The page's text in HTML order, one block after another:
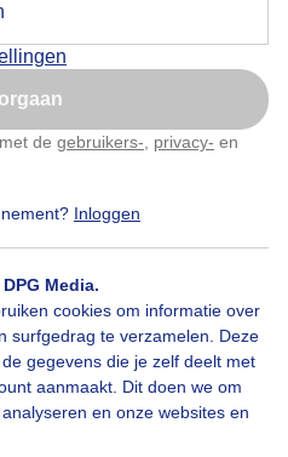
de gebruikers- privacy- en
Inloggen
Media.
cookies om informatie over
surfgedrag te verzamelen. Deze
gegevens die je zelf deelt met
aanmaakt. Dit doen we om
en onze websites en
later
aan te passen